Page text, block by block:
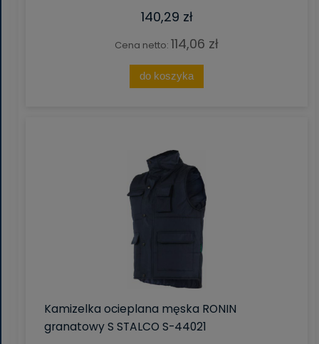
140,29 zł
Cena netto: 114,06 zł
do koszyka
Kamizelka ocieplana męska RONIN
granatowy S STALCO S-44021